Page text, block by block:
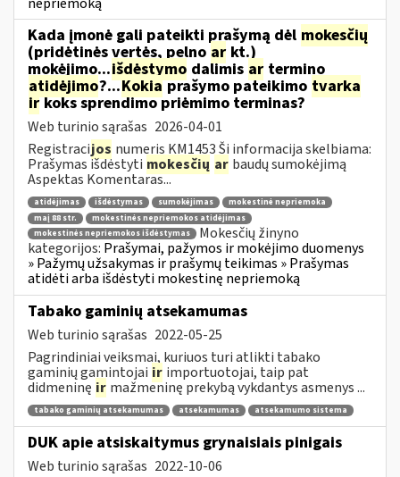
Kada įmonė gali pateikti prašymą dėl mokesčių
(pridėtinės vertės, pelno ar kt.)
mokėjimo...išdėstymo dalimis ar termino
atidėjimo?...Kokiaprašymo pateikimo tvarka
irkoks sprendimo priėmimo terminas?
Web turinio sąrašas 2026-04-01
Registracijos numeris KM1453 Ši informacija skelbiama:
Prašymas išdėstyti mokesčių ar baudų sumokėjimą
Aspektas Komentaras...
atidėjimas išdėstymas sumokėjimas
mokestinė nepriemoka
maį 88 str.
mokestinės nepriemokos atidėjimas
mokestinės nepriemokos išdėstymas
Mokesčių žinyno
kategorijos: Prašymai, pažymos ir mokėjimo duomenys
» Pažymų užsakymas ir prašymų teikimas » Prašymas
atidėti arba išdėstyti mokestinę nepriemoką
Tabako gaminių atsekamumas
Web turinio sąrašas 2022-05-25
Pagrindiniai veiksmai, kuriuos turi atlikti tabako
gaminių gamintojai ir importuotojai, taip pat
didmeninę ir mažmeninę prekybą vykdantys asmenys ...
tabako gaminių atsekamumas atsekamumas atsekamumo sistema
DUK apie atsiskaitymus grynaisiais pinigais
Web turinio sąrašas 2022-10-06